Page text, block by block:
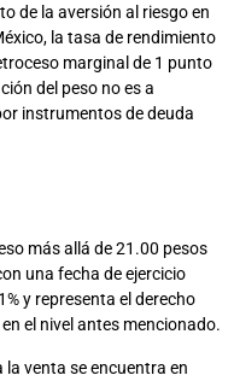
de la aversión al riesgo en
la tasa de rendimiento
marginal de 1 punto
del peso no es a
instrumentos de deuda
más allá de 21.00 pesos
una fecha de ejercicio
y representa el derecho
el nivel antes mencionado.
venta se encuentra en